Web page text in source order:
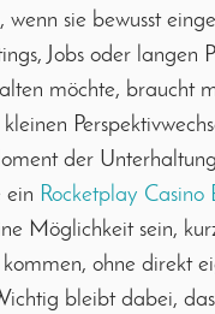
wenn sie bewusst
Jobs oder langen
möchte, braucht
der
ein Rocketplay Casino
Möglichkeit sein,
ohne direkt
bleibt dabei,